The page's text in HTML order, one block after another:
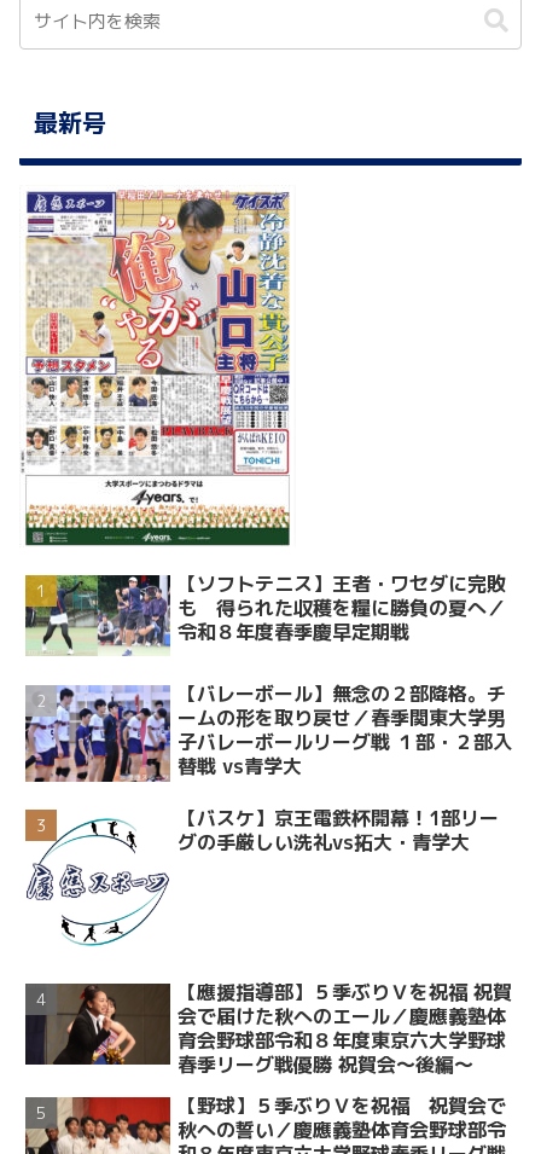
最新号
【ソフトテニス】王者・ワセダに完敗
も 得られた収穫を糧に勝負の夏へ／
令和８年度春季慶早定期戦
【バレーボール】無念の２部降格。チ
ームの形を取り戻せ／春季関東大学男
子バレーボールリーグ戦 １部・２部入
替戦 vs青学大
【バスケ】京王電鉄杯開幕！1部リー
グの手厳しい洗礼vs拓大・青学大
【應援指導部】５季ぶりＶを祝福 祝賀
会で届けた秋へのエール／慶應義塾体
育会野球部令和８年度東京六大学野球
春季リーグ戦優勝 祝賀会～後編～
【野球】５季ぶりＶを祝福 祝賀会で
秋への誓い／慶應義塾体育会野球部令